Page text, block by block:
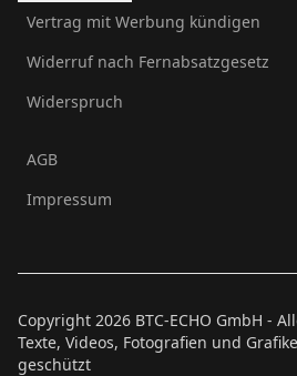
Vertrag mit Werbung kündigen
Widerruf nach Fernabsatzgesetz
Widerspruch
AGB
Impressum
Copyright 2026 BTC-ECHO GmbH -
Texte, Videos, Fotografien und
geschützt